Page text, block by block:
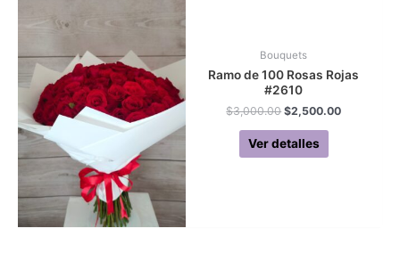
Bouquets
Ramo de 100 Rosas Rojas
#2610
$3,000.00Original
was:
$2,500.00Current
Ver detalles